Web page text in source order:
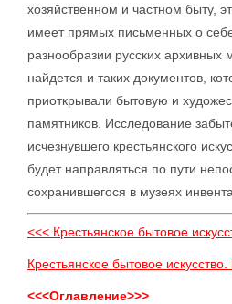
хозяйственном и частном быту,
имеет прямых письменных о
разнообразии русских архивных
найдется и таких документов,
приоткрывали бытовую и
памятников. Исследование
исчезнувшего крестьянского
будет направляться по пути
сохранившегося в музеях
<<< Крестьянское бытовое
Крестьянское бытовое
<<<Оглавление>>>